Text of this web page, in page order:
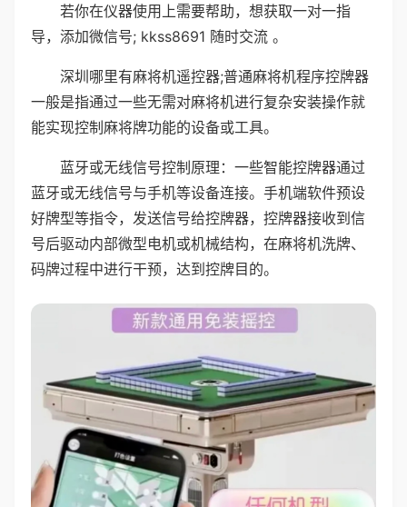
若你在仪器使用上需要帮助，想获取一对一指
导，添加微信号; kkss8691 随时交流 。
深圳哪里有麻将机遥控器;普通麻将机程序控牌器
一般是指通过一些无需对麻将机进行复杂安装操作就
能实现控制麻将牌功能的设备或工具。
蓝牙或无线信号控制原理：一些智能控牌器通过
蓝牙或无线信号与手机等设备连接。手机端软件预设
好牌型等指令，发送信号给控牌器，控牌器接收到信
号后驱动内部微型电机或机械结构，在麻将机洗牌、
码牌过程中进行干预，达到控牌目的。